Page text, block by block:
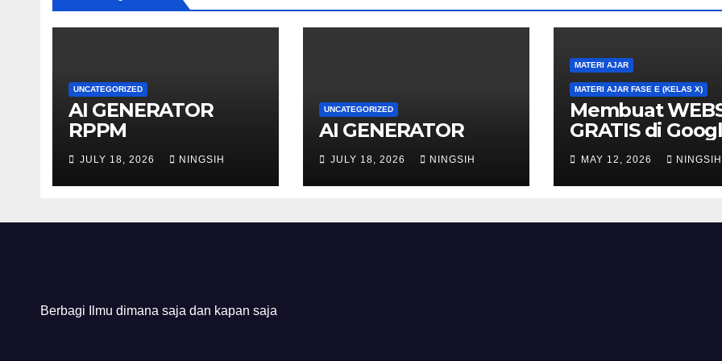
UNCATEGORIZED
AI GENERATOR
RPPM
JULY 18, 2026 NINGSIH
UNCATEGORIZED
AI GENERATOR
JULY 18, 2026 NINGSIH
MATERI AJAR
MATERI AJAR FASE E (KELAS X)
Membuat
GRATIS di
Site
MAY 12, 2026 NINGSIH
Berbagi Ilmu dimana saja dan kapan saja